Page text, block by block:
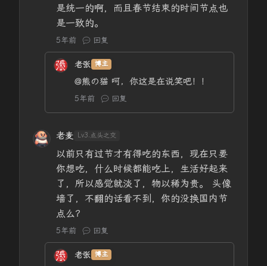
是统一的啊，而且春节结束的时间节点也
是一致的。
5年前 回复
老张 博主
@熊の猫 呵，你这是在说笑吧！！
5年前 回复
老麦 Lv3.点头之交
以前只有过节才有得吃的东西，现在只要
你想吃，什么时候都能吃上，生活好起来
了，所以感觉就淡了，物以稀为贵。 头像
墙了，不翻的话看不到，你的没换国内节
点么？
5年前 回复
老张 博主